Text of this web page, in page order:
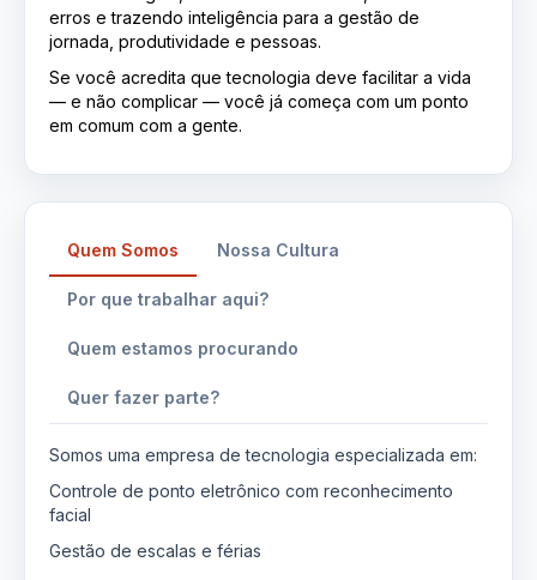
erros e trazendo inteligência para a gestão de
jornada, produtividade e pessoas.
Se você acredita que tecnologia deve facilitar a vida
— e não complicar — você já começa com um ponto
em comum com a gente.
Quem Somos Nossa Cultura
Por que trabalhar aqui?
Quem estamos procurando
Quer fazer parte?
Somos uma empresa de tecnologia especializada em:
Controle de ponto eletrônico com reconhecimento
facial
Gestão de escalas e férias